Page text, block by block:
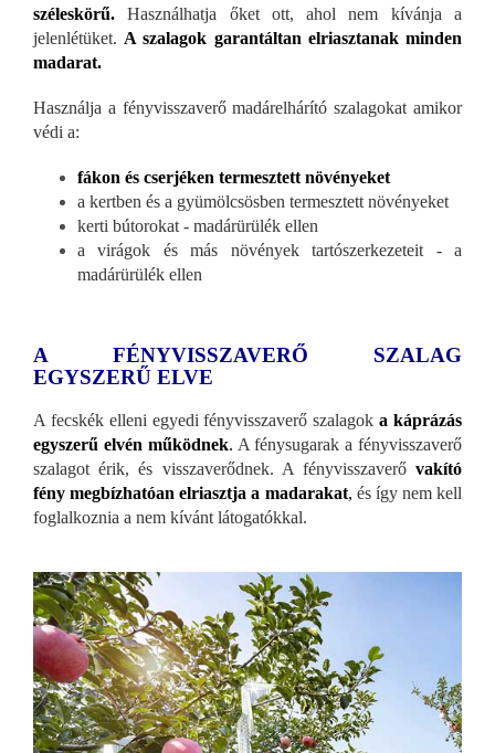
széleskörű.Használhatja őket ott, ahol nem kívánja a
jelenlétüket. A szalagok garantáltan elriasztanak minden
madarat.
Használja a fényvisszaverő madárelhárító szalagokat amikor
védi a:
fákon és cserjéken termesztett növényeket
a kertben és a gyümölcsösben termesztett növényeket
kerti bútorokat - madárürülék ellen
a virágok és más növények tartószerkezeteit - a
madárürülék ellen
A FÉNYVISSZAVERŐ SZALAG
EGYSZERŰ ELVE
A fecskék elleni egyedi fényvisszaverő szalagok a káprázás
egyszerű elvén működnek. A fénysugarak a fényvisszaverő
szalagot érik, és visszaverődnek. A fényvisszaverő vakító
fény megbízhatóan elriasztja a madarakat, és így nem kell
foglalkoznia a nem kívánt látogatókkal.